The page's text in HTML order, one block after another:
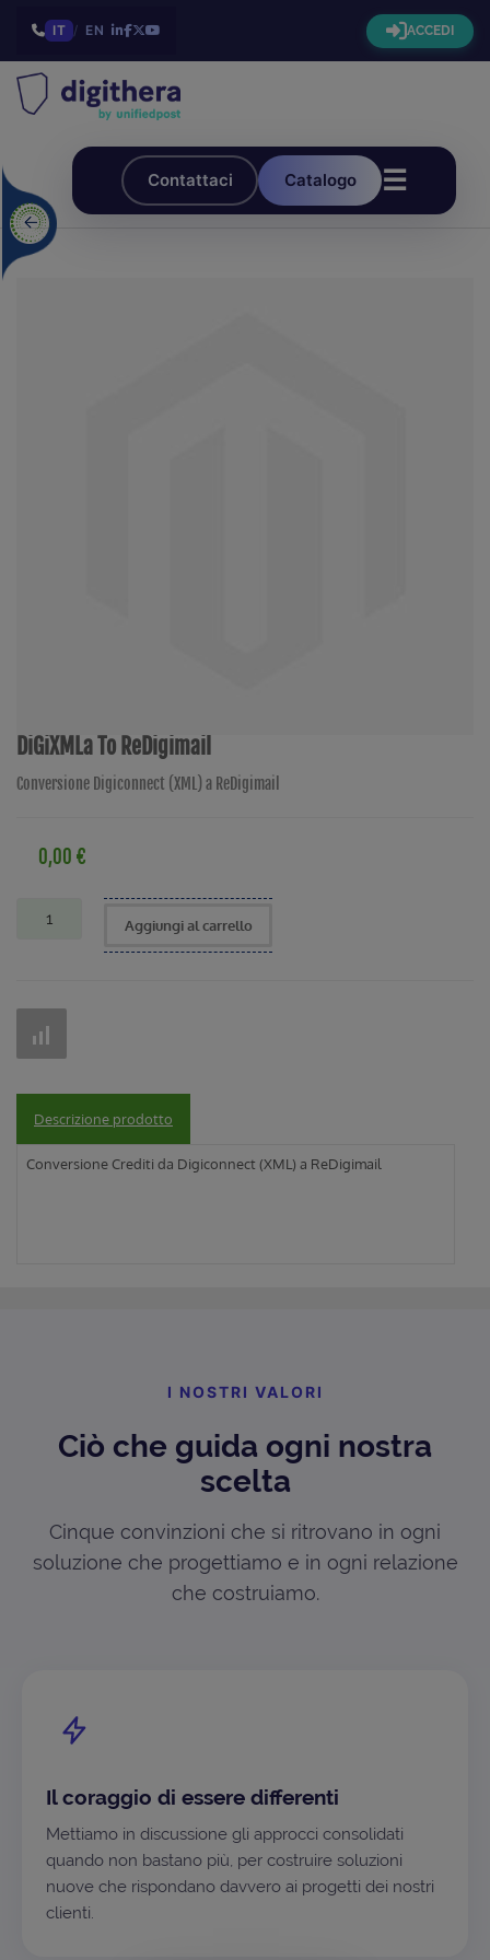
IT / EN ACCEDI
Contattaci Catalogo ☰
DiGiXMLa To ReDigimail
Conversione Digiconnect (XML) a ReDigimail
0,00 €
Aggiungi al carrello
Descrizione prodotto
Conversione Crediti da Digiconnect (XML) a ReDigimail
I NOSTRI VALORI
Ciò che guida ogni nostra
scelta
Cinque convinzioni che si ritrovano in ogni
soluzione che progettiamo e in ogni relazione
che costruiamo.
Il coraggio di essere differenti
Mettiamo in discussione gli approcci consolidati
quando non bastano più, per costruire soluzioni
nuove che rispondano davvero ai progetti dei nostri
clienti.